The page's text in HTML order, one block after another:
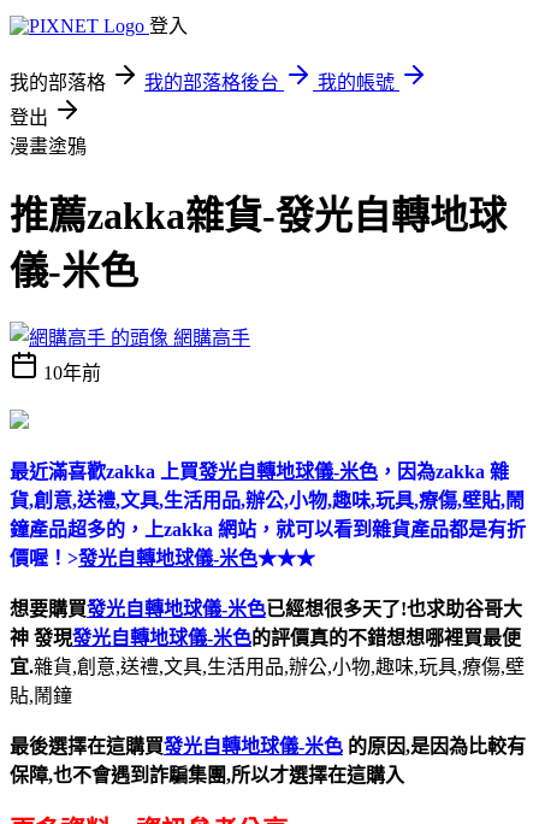
登入
我的部落格 我的部落格後台
我的帳號
登出
漫畫塗鴉
推薦zakka雜貨-發光自轉地球
儀-米色
網購高手
10年前
最近滿喜歡zakka 上買發光自轉地球儀-米色 ，因為zakka 雜
貨,創意,送禮,文具,生活用品,辦公,小物,趣味,玩具,療傷,壁貼,鬧
鐘產品超多的，上zakka 網站，就可以看到雜貨產品都是有折
價喔！>發光自轉地球儀-米色★★★
想要購買發光自轉地球儀-米色已經想很多天了!也求助谷哥大
神 發現發光自轉地球儀-米色的評價真的不錯想想哪裡買最便
宜.雜貨,創意,送禮,文具,生活用品,辦公,小物,趣味,玩具,療傷,壁
貼,鬧鐘
最後選擇在這購買發光自轉地球儀-米色 的原因,是因為比較有
保障,也不會遇到詐騙集團,所以才選擇在這購入